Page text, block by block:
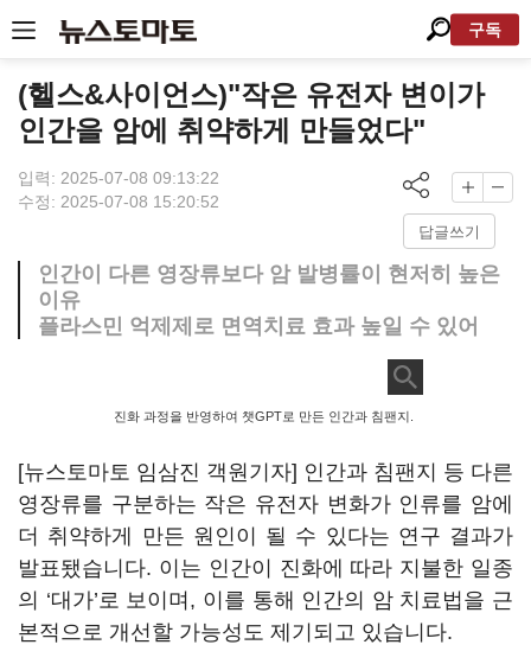
구독
(헬스&사이언스)"작은 유전자 변이가
인간을 암에 취약하게 만들었다"
입력: 2025-07-08 09:13:22
수정: 2025-07-08 15:20:52
답글쓰기
인간이 다른 영장류보다 암 발병률이 현저히 높은
이유
플라스민 억제제로 면역치료 효과 높일 수 있어
진화 과정을 반영하여 챗GPT로 만든 인간과 침팬지.
[뉴스토마토 임삼진 객원기자] 인간과 침팬지 등 다른
영장류를 구분하는 작은 유전자 변화가 인류를 암에
더 취약하게 만든 원인이 될 수 있다는 연구 결과가
발표됐습니다. 이는 인간이 진화에 따라 지불한 일종
의 ‘대가’로 보이며, 이를 통해 인간의 암 치료법을 근
본적으로 개선할 가능성도 제기되고 있습니다.